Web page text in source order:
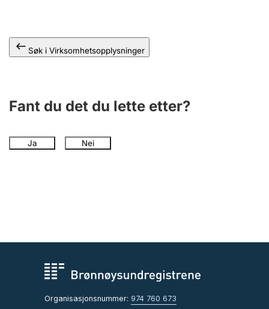
Søk i Virksomhetsopplysninger
Fant du det du lette etter?
Ja Nei
Organisasjonsnummer: 974 760 673